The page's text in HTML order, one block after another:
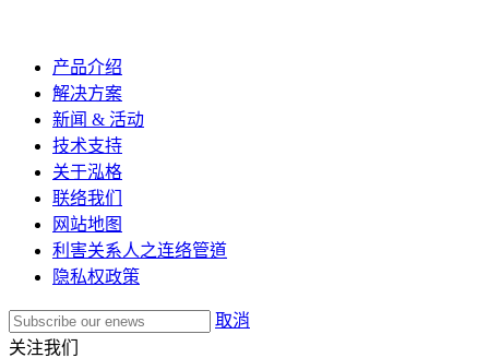
产品介绍
解决方案
新闻 & 活动
技术支持
关于泓格
联络我们
网站地图
利害关系人之连络管道
隐私权政策
取消
关注我们